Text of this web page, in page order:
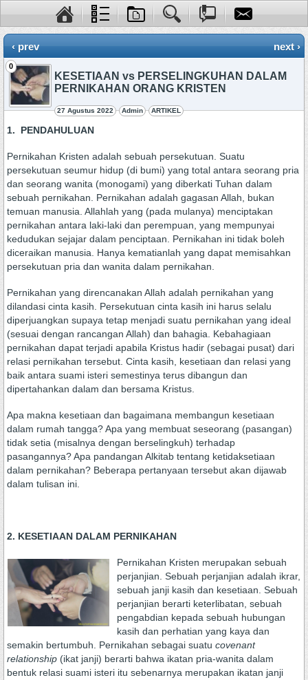
‹ prev next ›
0
KESETIAAN vs PERSELINGKUHAN DALAM
PERNIKAHAN ORANG KRISTEN
27 Agustus 2022 Admin ARTIKEL
1. PENDAHULUAN
Pernikahan Kristen adalah sebuah persekutuan. Suatu
persekutuan seumur hidup (di bumi) yang total antara seorang pria
dan seorang wanita (monogami) yang diberkati Tuhan dalam
sebuah pernikahan. Pernikahan adalah gagasan Allah, bukan
temuan manusia. Allahlah yang (pada mulanya) menciptakan
pernikahan antara laki-laki dan perempuan, yang mempunyai
kedudukan sejajar dalam penciptaan. Pernikahan ini tidak boleh
diceraikan manusia. Hanya kematianlah yang dapat memisahkan
persekutuan pria dan wanita dalam pernikahan.
Pernikahan yang direncanakan Allah adalah pernikahan yang
dilandasi cinta kasih. Persekutuan cinta kasih ini harus selalu
diperjuangkan supaya tetap menjadi suatu pernikahan yang ideal
(sesuai dengan rancangan Allah) dan bahagia. Kebahagiaan
pernikahan dapat terjadi apabila Kristus hadir (sebagai pusat) dari
relasi pernikahan tersebut. Cinta kasih, kesetiaan dan relasi yang
baik antara suami isteri semestinya terus dibangun dan
dipertahankan dalam dan bersama Kristus.
Apa makna kesetiaan dan bagaimana membangun kesetiaan
dalam rumah tangga? Apa yang membuat seseorang (pasangan)
tidak setia (misalnya dengan berselingkuh) terhadap
pasangannya? Apa pandangan Alkitab tentang ketidaksetiaan
dalam pernikahan? Beberapa pertanyaan tersebut akan dijawab
dalam tulisan ini.
2. KESETIAAN DALAM PERNIKAHAN
Pernikahan Kristen merupakan sebuah
perjanjian. Sebuah perjanjian adalah ikrar,
sebuah janji kasih dan kesetiaan. Sebuah
perjanjian berarti keterlibatan, sebuah
pengabdian kepada sebuah hubungan
kasih dan perhatian yang kaya dan
semakin bertumbuh. Pernikahan sebagai suatu covenant
relationship (ikat janji) berarti bahwa ikatan pria-wanita dalam
bentuk relasi suami isteri itu sebenarnya merupakan ikatan janji